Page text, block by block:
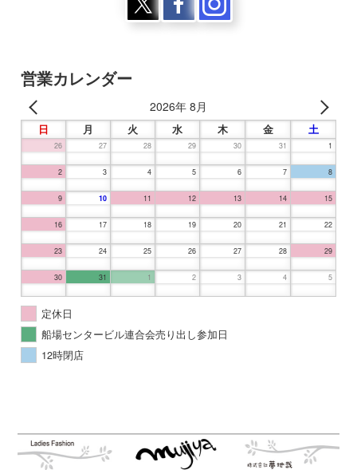
営業カレンダー
2026年 8月
日 月 火 水 木 金 土
26 27 28 29 30 31 1
2 3 4 5 6 7 8
9 10 11 12 13 14 15
16 17 18 19 20 21 22
23 24 25 26 27 28 29
30 31 1 2 3 4 5
定休日
船場センタービル連合会売り出し参加日
12時閉店